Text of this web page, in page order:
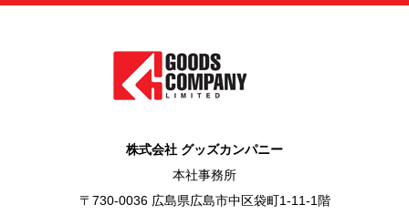
株式会社 グッズカンパニー
本社事務所
〒730-0036 広島県広島市中区袋町1-11-1階